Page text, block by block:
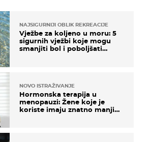
NAJSIGURNIJI OBLIK REKREACIJE
Vježbe za koljeno u moru: 5
sigurnih vježbi koje mogu
smanjiti bol i poboljšati
NOVO ISTRAŽIVANJE
Hormonska terapija u
menopauzi: Žene koje je
koriste imaju znatno manji